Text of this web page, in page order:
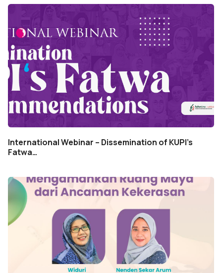
International Webinar – Dissemination of KUPI’s
Fatwa…